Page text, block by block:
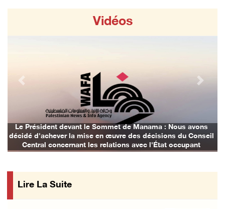
09/August/2026 04:41 PM
Shahin : La réunion d’Amman appelle à une ac ...
09/August/2026 04:23 PM
Des ministres et des membres de la Knesset p ...
09/August/2026 02:36 PM
Les colons déracinent des dizaines d’arbres ...
Vidéos
Le Président devant le Sommet de Manama : Nous avons
décidé d'achever la mise en œuvre des décisions du Conseil
Central concernant les relations avec l'État occupant
Previous Next
Lire La Suite